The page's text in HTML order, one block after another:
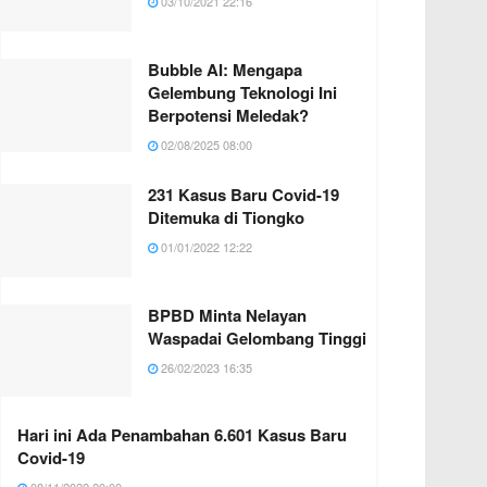
Bubble AI: Mengapa
Gelembung Teknologi Ini
Berpotensi Meledak?
02/08/2025 08:00
231 Kasus Baru Covid-19
Ditemuka di Tiongko
01/01/2022 12:22
BPBD Minta Nelayan
Waspadai Gelombang Tinggi
26/02/2023 16:35
Hari ini Ada Penambahan 6.601 Kasus Baru
Covid-19